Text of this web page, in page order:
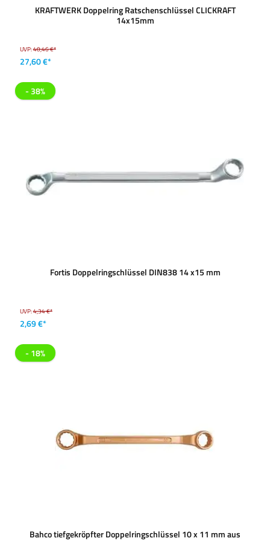
KRAFTWERK Doppelring Ratschenschlüssel CLICKRAFT
14x15mm
UVP:40,46 €*
27,60 €*
- 38%
Fortis Doppelringschlüssel DIN838 14 x15 mm
UVP:4,34 €*
2,69 €*
- 18%
Bahco tiefgekröpfter Doppelringschlüssel 10 x 11 mm aus